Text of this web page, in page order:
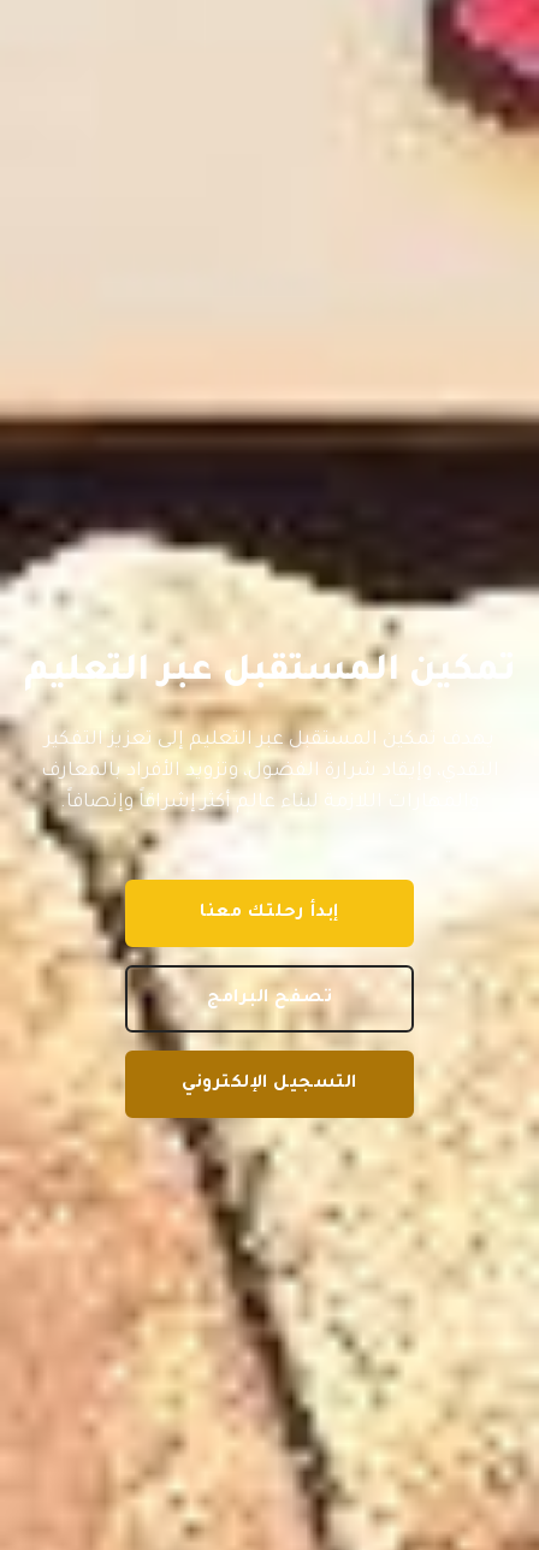
تمكين المستقبل عبر التعليم
يهدف تمكين المستقبل عبر التعليم إلى تعزيز التفكير
النقدي، وإيقاد شرارة الفضول، وتزويد الأفراد بالمعارف
والمهارات اللازمة لبناء عالم أكثر إشراقاً وإنصافاً.
إبدأ رحلتك معنا
تصفح البرامج
التسجيل الإلكتروني